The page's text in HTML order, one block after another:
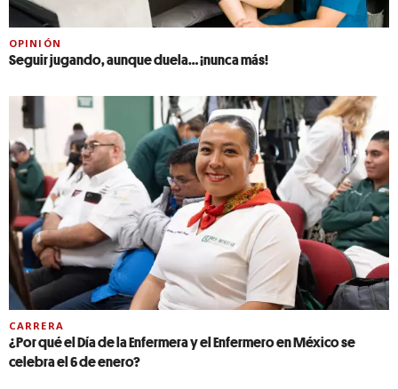
OPINIÓN
Seguir jugando, aunque duela… ¡nunca más!
CARRERA
¿Por qué el Día de la Enfermera y el Enfermero en México se
celebra el 6 de enero?